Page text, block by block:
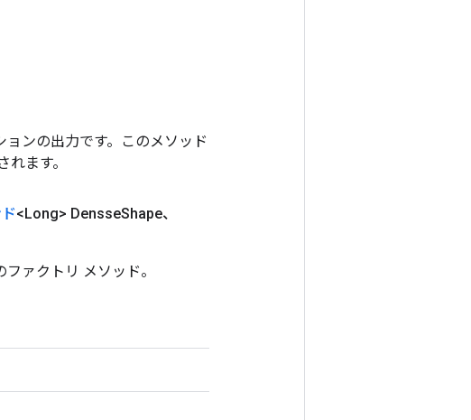
ンの出力です。このメソッド
ます。
<Long> DensseShape、
ァクトリ メソッド。